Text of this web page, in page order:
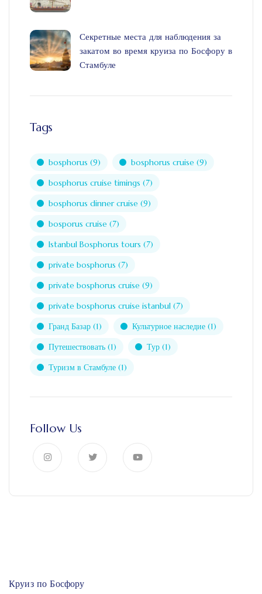
Секретные места для наблюдения за
закатом во время круиза по Босфору в
Стамбуле
Tags
bosphorus (9) bosphorus cruise (9)
bosphorus cruise timings (7)
bosphorus dinner cruise (9)
bosporus cruise (7)
Istanbul Bosphorus tours (7)
private bosphorus (7)
private bosphorus cruise (9)
private bosphorus cruise istanbul (7)
Гранд Базар (1) Культурное наследие (1)
Путешествовать (1) Тур (1)
Туризм в Стамбуле (1)
Follow Us
Круиз по Босфору